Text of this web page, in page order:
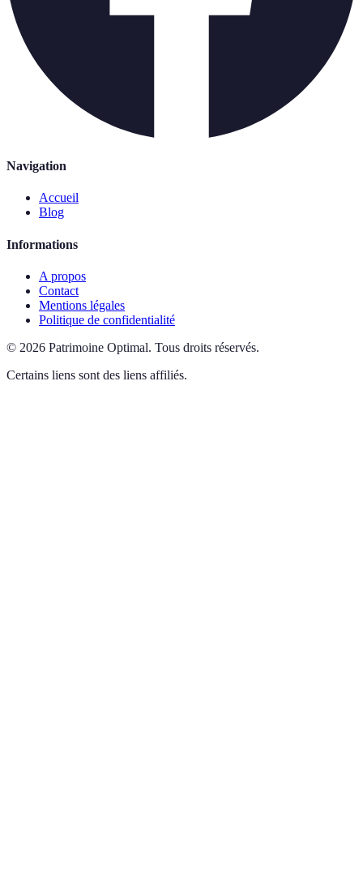
Navigation
Accueil
Blog
Informations
A propos
Contact
Mentions légales
Politique de confidentialité
© 2026 Patrimoine Optimal. Tous droits réservés.
Certains liens sont des liens affiliés.